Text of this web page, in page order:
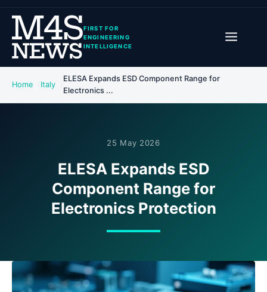
FIRST FOR
ENGINEERING
INTELLIGENCE
Home Italy
ELESA Expands ESD Component Range for
Electronics ...
25 May 2026
ELESA Expands ESD
Component Range for
Electronics Protection